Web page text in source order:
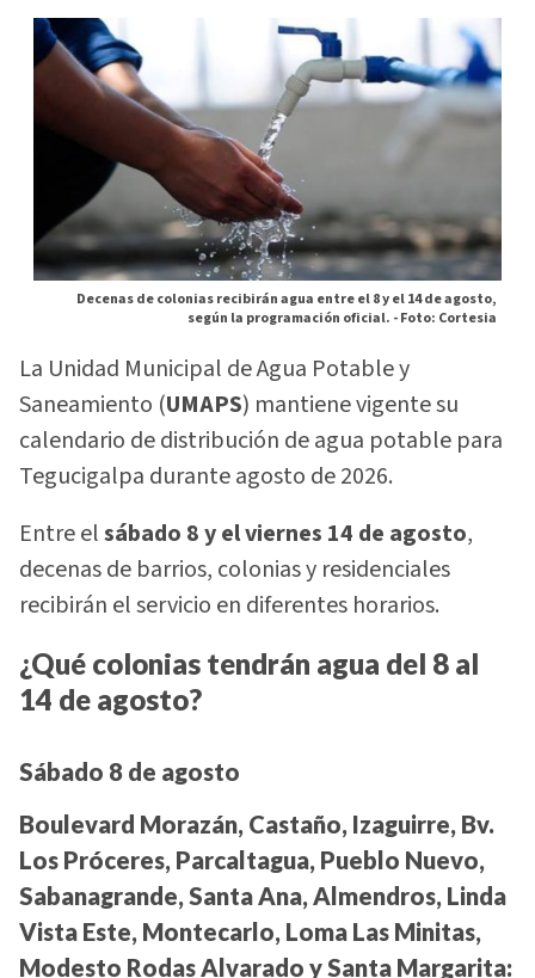
Decenas de colonias recibirán agua entre el 8 y el 14 de agosto,
según la programación oficial. -Foto: Cortesia
La Unidad Municipal de Agua Potable y
Saneamiento (UMAPS) mantiene vigente su
calendario de distribución de agua potable para
Tegucigalpa durante agosto de 2026.
Entre elsábado 8 y el viernes 14 de agosto,
decenas de barrios, colonias y residenciales
recibirán el servicio en diferentes horarios.
¿Qué colonias tendrán agua del 8 al
14 de agosto?
Sábado 8 de agosto
Boulevard Morazán, Castaño, Izaguirre, Bv.
Los Próceres, Parcaltagua, Pueblo Nuevo,
Sabanagrande, Santa Ana, Almendros, Linda
Vista Este, Montecarlo, Loma Las Minitas,
Modesto Rodas Alvarado y Santa Margarita: